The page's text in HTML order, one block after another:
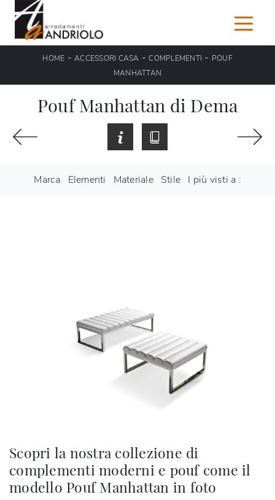
HOME - ACCESSORI CASA -COMPLEMENTI - POUF
MANHATTAN
Pouf Manhattan di Dema
Marca Elementi Materiale Stile I più visti a :
Scopri la nostra collezione di
complementi moderni e pouf come il
modello Pouf Manhattan in foto